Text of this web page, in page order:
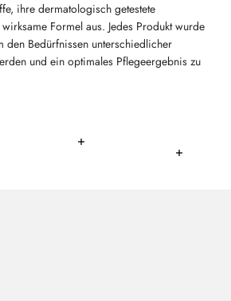
ihre dermatologisch getestete
Formel aus. Jedes Produkt wurde
den Bedürfnissen unterschiedlicher
und ein optimales Pflegeergebnis zu
Weiterlesen